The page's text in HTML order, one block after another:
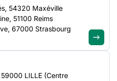
de la solidarité avait été
dresse de nombreux
RAPPORT D’ÉVALUATION DE LA LOI DU 13 AVRIL 2016 VISANT À RENFORCER LA LUTTE CONTRE LE SYSTÈME PROSTITUTIONNEL ET À ACCOMPAGNER LES PERSONNES PROSTITUÉES : SYNTHÈSE DE LA FÉDÉRATION DES ACTEURS DE LA SOLIDARITÉ
rapport d’Évaluation de la loi
54320 Maxéville
51100 Reims
67000 Strasbourg
LILLE (Centre